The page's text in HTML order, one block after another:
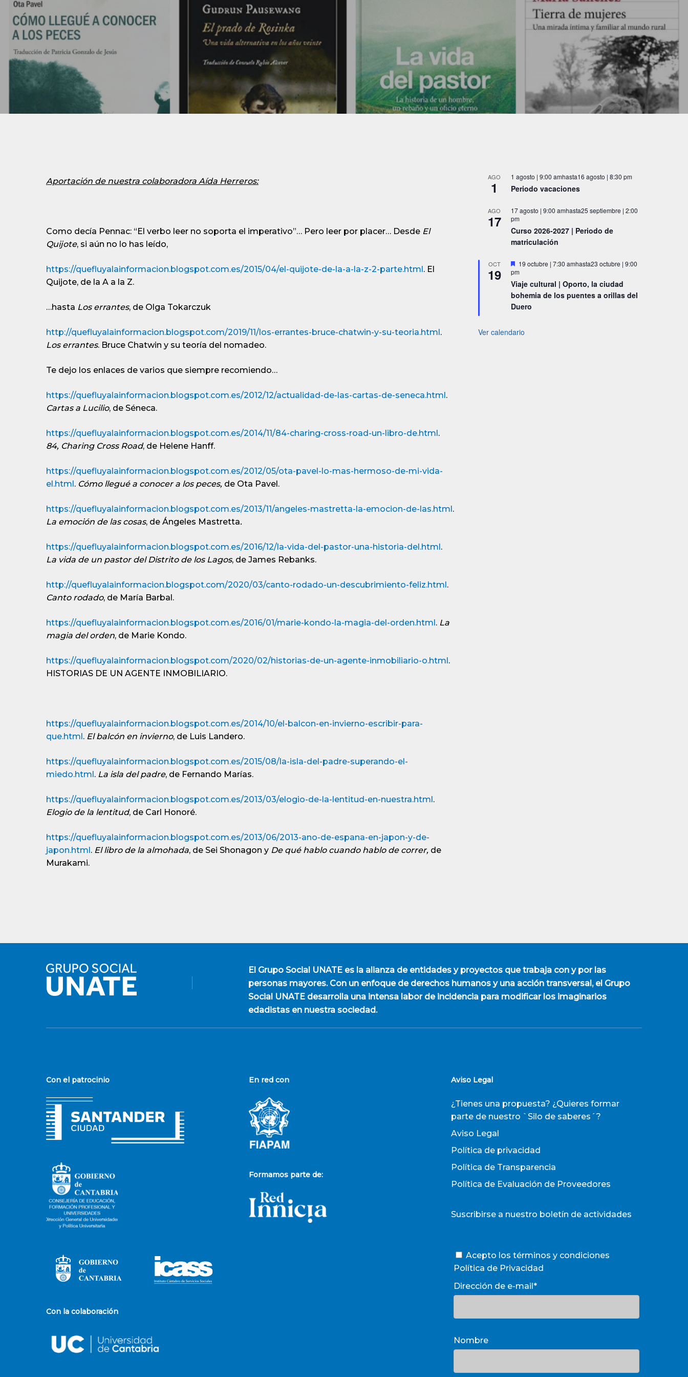
Aportación de nuestra colaboradora Aída Herreros:
Como decía Pennac: “El verbo leer no soporta el imperativo”… Pero leer por placer… Desde El
Quijote, si aún no lo has leído,
https://quefluyalainformacion.blogspot.com.es/2015/04/el-quijote-de-la-a-la-z-2-parte.html. El
Quijote, de la A a la Z.
…hasta Los errantes, de Olga Tokarczuk
http://quefluyalainformacion.blogspot.com/2019/11/los-errantes-bruce-chatwin-y-su-teoria.html.
Los errantes. Bruce Chatwin y su teoría del nomadeo.
Te dejo los enlaces de varios que siempre recomiendo…
https://quefluyalainformacion.blogspot.com.es/2012/12/actualidad-de-las-cartas-de-seneca.html.
Cartas a Lucilio, de Séneca.
https://quefluyalainformacion.blogspot.com.es/2014/11/84-charing-cross-road-un-libro-de.html.
84, Charing Cross Road, de Helene Hanff.
https://quefluyalainformacion.blogspot.com.es/2012/05/ota-pavel-lo-mas-hermoso-de-mi-vida-
el.html. Cómo llegué a conocer a los peces, de Ota Pavel.
https://quefluyalainformacion.blogspot.com.es/2013/11/angeles-mastretta-la-emocion-de-las.html.
La emoción de las cosas, de Ángeles Mastretta.
https://quefluyalainformacion.blogspot.com.es/2016/12/la-vida-del-pastor-una-historia-del.html.
La vida de un pastor del Distrito de los Lagos, de James Rebanks.
http://quefluyalainformacion.blogspot.com/2020/03/canto-rodado-un-descubrimiento-feliz.html.
Canto rodado, de María Barbal.
https://quefluyalainformacion.blogspot.com.es/2016/01/marie-kondo-la-magia-del-orden.html. La
magia del orden, de Marie Kondo.
https://quefluyalainformacion.blogspot.com/2020/02/historias-de-un-agente-inmobiliario-o.html.
HISTORIAS DE UN AGENTE INMOBILIARIO.
https://quefluyalainformacion.blogspot.com.es/2014/10/el-balcon-en-invierno-escribir-para-
que.html. El balcón en invierno, de Luis Landero.
https://quefluyalainformacion.blogspot.com.es/2015/08/la-isla-del-padre-superando-el-
miedo.html. La isla del padre, de Fernando Marías.
https://quefluyalainformacion.blogspot.com.es/2013/03/elogio-de-la-lentitud-en-nuestra.html.
Elogio de la lentitud, de Carl Honoré.
https://quefluyalainformacion.blogspot.com.es/2013/06/2013-ano-de-espana-en-japon-y-de-
japon.html. El libro de la almohada, de Sei Shonagon y De qué hablo cuando hablo de correr, de
Murakami.
AGO
1
1 agosto | 9:00 amhasta16 agosto | 8:30 pm
Periodo vacaciones
AGO
17
17 agosto | 9:00 amhasta25 septiembre | 2:00
pm
Curso 2026-2027 | Periodo de
matriculación
OCT
19
Destacado
19 octubre | 7:30 amhasta23 octubre | 9:00
pm
Viaje cultural | Oporto, la ciudad
bohemia de los puentes a orillas del
Duero
Ver calendario
El Grupo Social UNATEes la alianza de entidades y proyectos que trabaja con y por las
personas mayores. Con un enfoque de derechos humanos y una acción transversal, el Grupo
Social UNATE desarrolla una intensa labor de incidencia para modificar los imaginarios
edadistas en nuestra sociedad.
Con el patrocinio
Con la colaboración
En red con
Formamos parte de:
Aviso Legal
¿Tienes una propuesta? ¿Quieres formar
parte de nuestro `Silo de saberes´?
Aviso Legal
Política de privacidad
Política de Transparencia
Política de Evaluación de Proveedores
Suscribirse a nuestro boletín de actividades
Acepto los términos y condiciones
Política de Privacidad
Dirección de e-mail*
Nombre